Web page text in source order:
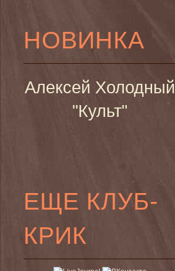
НОВИНКА
Алексей Холодный
"Культ"
ЕЩЕ КЛУБ-
КРИК